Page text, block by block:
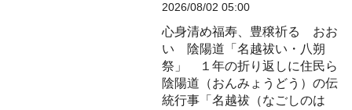
2026/08/02 05:00
心身清め福寿、豊穣祈る おお
い 陰陽道「名越祓い・八朔
祭」 １年の折り返しに住民ら
陰陽道（おんみょうどう）の伝
統行事「名越祓（なごしのは